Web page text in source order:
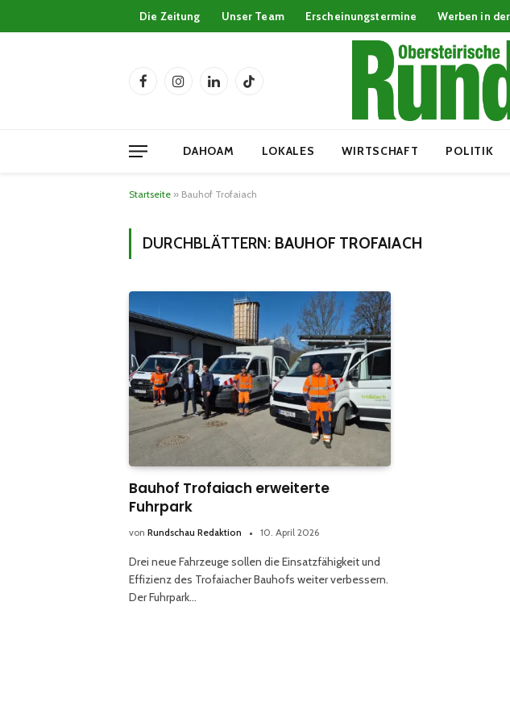
Die Zeitung Unser Team Erscheinungstermine Werben in
FacebookInstagramLinkedInTikTok
DAHOAM LOKALES WIRTSCHAFT POLITIK
Startseite » Bauhof Trofaiach
DURCHBLÄTTERN: BAUHOF TROFAIACH
Bauhof Trofaiach erweiterte
Fuhrpark
von Rundschau Redaktion 10. April 2026
Drei neue Fahrzeuge sollen die Einsatzfähigkeit und
Effizienz des Trofaiacher Bauhofs weiter verbessern.
Der Fuhrpark…